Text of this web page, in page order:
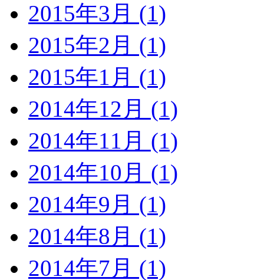
2015年3月 (1)
2015年2月 (1)
2015年1月 (1)
2014年12月 (1)
2014年11月 (1)
2014年10月 (1)
2014年9月 (1)
2014年8月 (1)
2014年7月 (1)